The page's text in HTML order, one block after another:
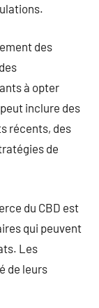
des
à opter
inclure des
récents, des
de
du CBD est
qui peuvent
Les
de leurs